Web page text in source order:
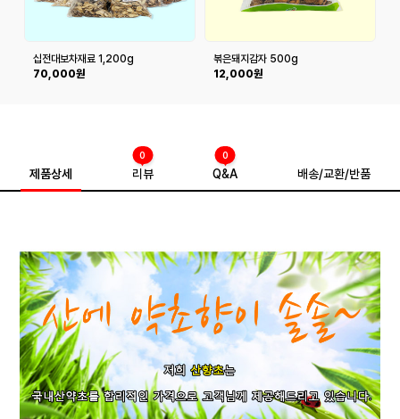
십전대보차재료 1,200g
70,000원
볶은돼지감자 500g
12,000원
제품상세 리뷰
0
Q&A
0
배송/교환/반품